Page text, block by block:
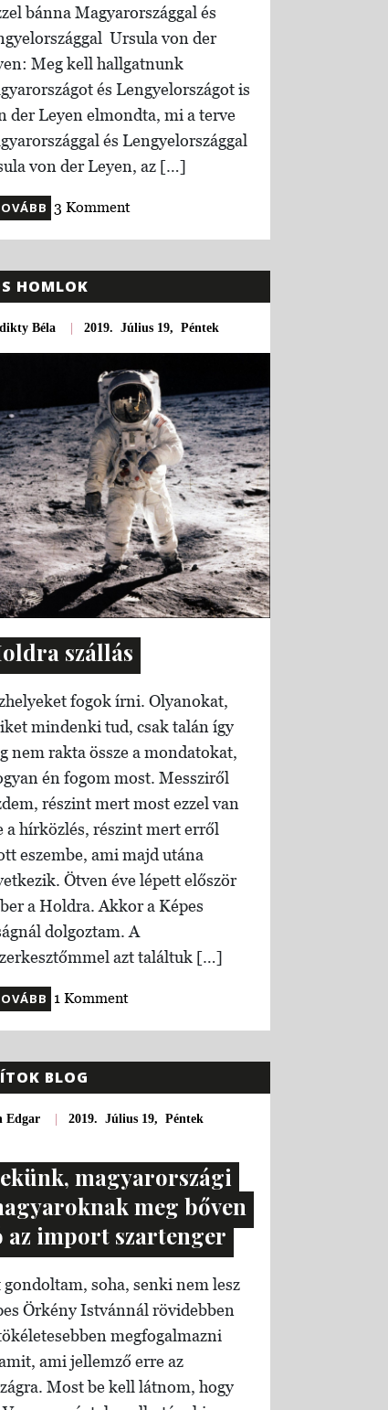
bánna Magyarországgal és
Ursula von der
Meg kell hallgatnunk
és Lengyelországot is
der Leyen elmondta, mi a terve
és Lengyelországgal
von der Leyen, az […]
3 Komment
HOMLOK
Béla |2019. Július 19, Péntek
szállás
fogok írni. Olyanokat,
mindenki tud, csak talán így
nem rakta össze a mondatokat,
én fogom most. Messziről
részint mert most ezzel van
a hírközlés, részint mert erről
eszembe, ami majd utána
Ötven éve lépett először
a Holdra. Akkor a Képes
dolgoztam. A
azt találtuk […]
1 Komment
BLOG
Edgar |2019. Július 19, Péntek
magyarországi
meg bőven
az import szartenger
gondoltam, soha, senki nem lesz
Örkény Istvánnál rövidebben
megfogalmazni
ami jellemző erre az
Most be kell látnom, hogy